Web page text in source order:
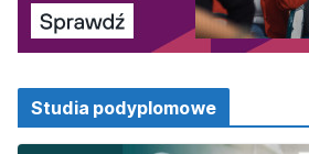
Studia podyplomowe